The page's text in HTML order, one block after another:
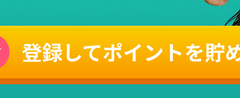
登録してポイントを貯